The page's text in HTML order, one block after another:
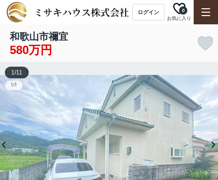
ログイン
お気に入り
0
和歌山市禰宜
580万円
1/11